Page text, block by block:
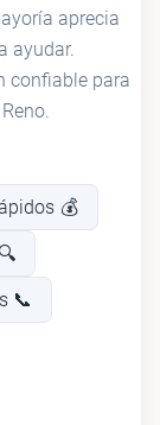
aprecia
ayudar.
confiable para
💰
📞